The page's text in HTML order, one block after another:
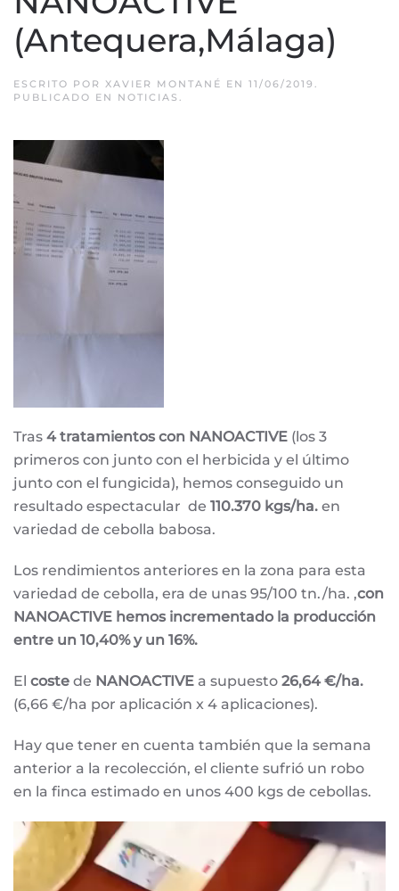
(Antequera,Málaga)
ESCRITO POR XAVIER MONTANÉ EN 11/06/2019 .
PUBLICADO EN NOTICIAS .
Tras 4 tratamientos con NANOACTIVE (los 3
primeros con junto con el herbicida y el último
junto con el fungicida), hemos conseguido un
resultado espectacular de 110.370 kgs/ha. en
variedad de cebolla babosa.
Los rendimientos anteriores en la zona para esta
variedad de cebolla, era de unas 95/100 tn./ha. ,con
NANOACTIVE hemos incrementado la producción
entre un 10,40% y un 16%.
El coste de NANOACTIVE a supuesto 26,64 €/ha.
(6,66 €/ha por aplicación x 4 aplicaciones).
Hay que tener en cuenta también que la semana
anterior a la recolección, el cliente sufrió un robo
en la finca estimado en unos 400 kgs de cebollas.
Reproductor
de